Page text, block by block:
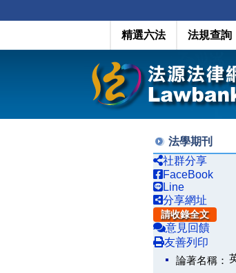
精選六法 法規查詢
法學期刊
社群分享
FaceBook
Line
分享網址
請收錄全文
意見回饋
友善列印
論著名稱：